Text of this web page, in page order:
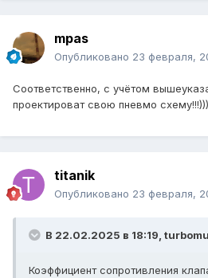
mpas
Опубликовано 23 февраля,
Соответственно, с учётом
проектироват свою пневмо схему!!!)))
titanik
Опубликовано 23 февраля,
В 22.02.2025 в 18:19,
Коэффициент сопротивления